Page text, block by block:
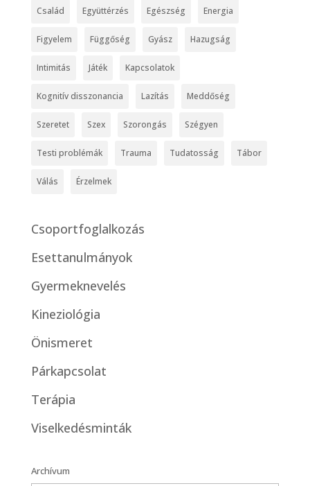
Család Együttérzés Egészség Energia
Figyelem Függőség Gyász Hazugság
Intimitás Játék Kapcsolatok
Kognitív disszonancia Lazítás Meddőség
Szeretet Szex Szorongás Szégyen
Testi problémák Trauma Tudatosság Tábor
Válás Érzelmek
Csoportfoglalkozás
Esettanulmányok
Gyermeknevelés
Kineziológia
Önismeret
Párkapcsolat
Terápia
Viselkedésminták
Archívum